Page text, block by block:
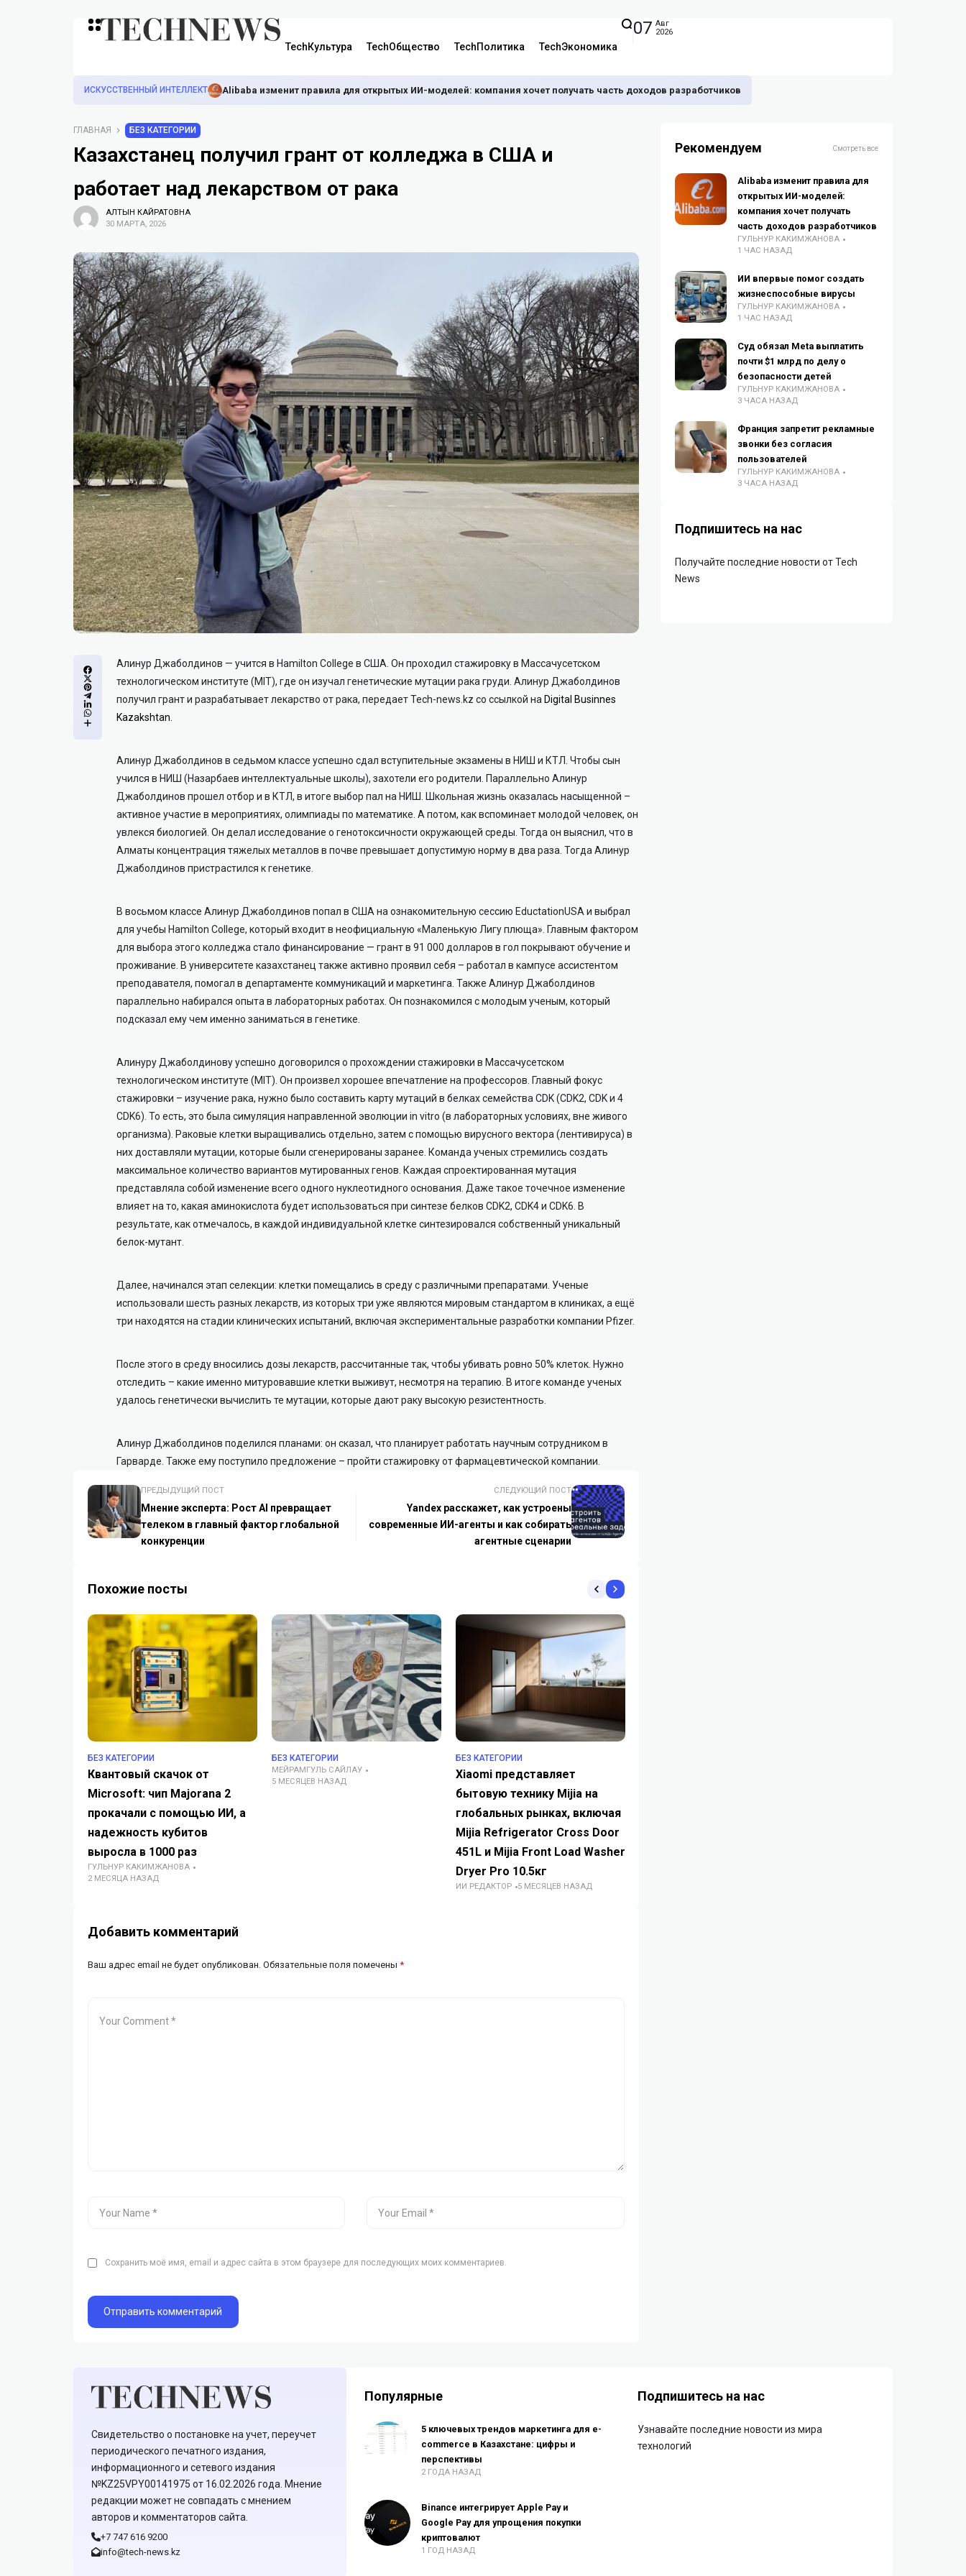
TechКультура TechОбщество TechПолитика TechЭкономика
07 Авг
2026
ИСКУССТВЕННЫЙ ИНТЕЛЛЕКТ Alibaba изменит правила для открытых ИИ-моделей: компания хочет получать часть доходов разработчиков
ГЛАВНАЯ БЕЗ КАТЕГОРИИ
Казахстанец получил грант от колледжа в США и
работает над лекарством от рака
АЛТЫН КАЙРАТОВНА
30 МАРТА, 2026
Алинур Джаболдинов — учится в Hamilton College в США. Он проходил стажировку в Массачусетском
технологическом институте (MIT), где он изучал генетические мутации рака груди. Алинур Джаболдинов
получил грант и разрабатывает лекарство от рака, передает Tech-news.kz со ссылкой на Digital Businnes
Kazakshtan.
Алинур Джаболдинов в седьмом классе успешно сдал вступительные экзамены в НИШ и КТЛ. Чтобы сын
учился в НИШ (Назарбаев интеллектуальные школы), захотели его родители. Параллельно Алинур
Джаболдинов прошел отбор и в КТЛ, в итоге выбор пал на НИШ. Школьная жизнь оказалась насыщенной –
активное участие в мероприятиях, олимпиады по математике. А потом, как вспоминает молодой человек, он
увлекся биологией. Он делал исследование о генотоксичности окружающей среды. Тогда он выяснил, что в
Алматы концентрация тяжелых металлов в почве превышает допустимую норму в два раза. Тогда Алинур
Джаболдинов пристрастился к генетике.
В восьмом классе Алинур Джаболдинов попал в США на ознакомительную сессию EductationUSA и выбрал
для учебы Hamilton College, который входит в неофициальную «Маленькую Лигу плюща». Главным фактором
для выбора этого колледжа стало финансирование — грант в 91 000 долларов в гол покрывают обучение и
проживание. В университете казахстанец также активно проявил себя – работал в кампусе ассистентом
преподавателя, помогал в департаменте коммуникаций и маркетинга. Также Алинур Джаболдинов
параллельно набирался опыта в лабораторных работах. Он познакомился с молодым ученым, который
подсказал ему чем именно заниматься в генетике.
Алинуру Джаболдинову успешно договорился о прохождении стажировки в Массачусетском
технологическом институте (MIT). Он произвел хорошее впечатление на профессоров. Главный фокус
стажировки – изучение рака, нужно было составить карту мутаций в белках семейства CDK (CDK2, CDK и 4
CDK6). То есть, это была симуляция направленной эволюции in vitro (в лабораторных условиях, вне живого
организма). Раковые клетки выращивались отдельно, затем с помощью вирусного вектора (лентивируса) в
них доставляли мутации, которые были сгенерированы заранее. Команда ученых стремились создать
максимальное количество вариантов мутированных генов. Каждая спроектированная мутация
представляла собой изменение всего одного нуклеотидного основания. Даже такое точечное изменение
влияет на то, какая аминокислота будет использоваться при синтезе белков CDK2, CDK4 и CDK6. В
результате, как отмечалось, в каждой индивидуальной клетке синтезировался собственный уникальный
белок-мутант.
Далее, начинался этап селекции: клетки помещались в среду с различными препаратами. Ученые
использовали шесть разных лекарств, из которых три уже являются мировым стандартом в клиниках, а ещё
три находятся на стадии клинических испытаний, включая экспериментальные разработки компании Pfizer.
После этого в среду вносились дозы лекарств, рассчитанные так, чтобы убивать ровно 50% клеток. Нужно
отследить – какие именно митуровавшие клетки выживут, несмотря на терапию. В итоге команде ученых
удалось генетически вычислить те мутации, которые дают раку высокую резистентность.
Алинур Джаболдинов поделился планами: он сказал, что планирует работать научным сотрудником в
Гарварде. Также ему поступило предложение – пройти стажировку от фармацевтической компании.
ПРЕДЫДУЩИЙ ПОСТ
Мнение эксперта: Рост AI превращает
телеком в главный фактор глобальной
конкуренции
СЛЕДУЮЩИЙ ПОСТ
Yandex расскажет, как устроены
современные ИИ-агенты и как собирать
агентные сценарии
Похожие посты
БЕЗ КАТЕГОРИИ
Квантовый скачок от
Microsoft: чип Majorana 2
прокачали с помощью ИИ, а
надежность кубитов
выросла в 1000 раз
ГУЛЬНУР КАКИМЖАНОВА
2 МЕСЯЦА НАЗАД
БЕЗ КАТЕГОРИИ
МЕЙРАМГУЛЬ САЙЛАУ
5 МЕСЯЦЕВ НАЗАД
БЕЗ КАТЕГОРИИ
Xiaomi представляет
бытовую технику Mijia на
глобальных рынках, включая
Mijia Refrigerator Cross Door
451L и Mijia Front Load Washer
Dryer Pro 10.5кг
ИИ РЕДАКТОР 5 МЕСЯЦЕВ НАЗАД
Добавить комментарий
Ваш адрес email не будет опубликован. Обязательные поля помечены *
Сохранить моё имя, email и адрес сайта в этом браузере для последующих моих комментариев.
Рекомендуем Смотреть все
Alibaba изменит правила для
открытых ИИ-моделей:
компания хочет получать
часть доходов разработчиков
ГУЛЬНУР КАКИМЖАНОВА
1 ЧАС НАЗАД
ИИ впервые помог создать
жизнеспособные вирусы
ГУЛЬНУР КАКИМЖАНОВА
1 ЧАС НАЗАД
Суд обязал Meta выплатить
почти $1 млрд по делу о
безопасности детей
ГУЛЬНУР КАКИМЖАНОВА
3 ЧАСА НАЗАД
Франция запретит рекламные
звонки без согласия
пользователей
ГУЛЬНУР КАКИМЖАНОВА
3 ЧАСА НАЗАД
Подпишитесь на нас
Получайте последние новости от Tech
News
Свидетельство о постановке на учет, переучет
периодического печатного издания,
информационного и сетевого издания
№KZ25VPY00141975 от 16.02.2026 года. Мнение
редакции может не совпадать с мнением
авторов и комментаторов сайта.
+7 747 616 9200
info@tech-news.kz
Популярные
5 ключевых трендов маркетинга для e-
commerce в Казахстане: цифры и
перспективы
2 ГОДА НАЗАД
Binance интегрирует Apple Pay и
Google Pay для упрощения покупки
криптовалют
1 ГОД НАЗАД
Подпишитесь на нас
Узнавайте последние новости из мира
технологий